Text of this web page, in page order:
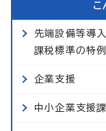
こ
先端設備等導
課税標準の特例
企業支援
中小企業支援